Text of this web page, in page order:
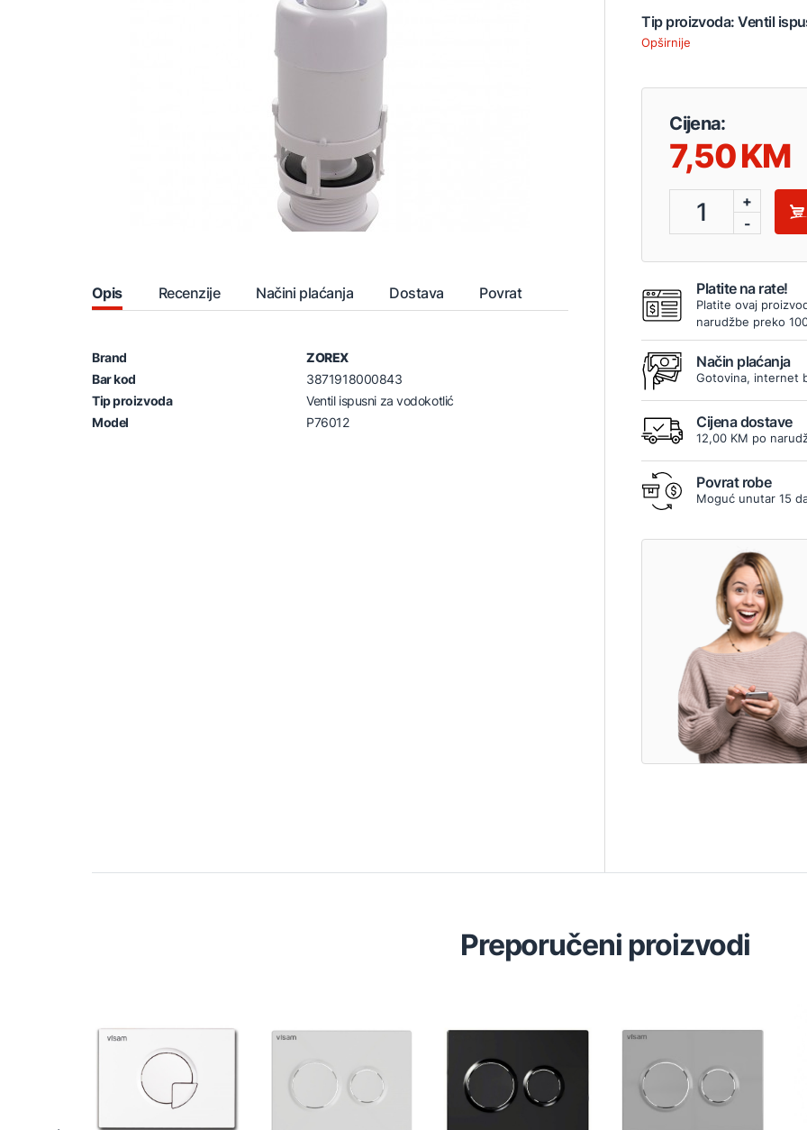
Opis Recenzije Načini plaćanja Dostava Povrat
Brand
ZOREX
Bar kod
3871918000843
Tip proizvoda
Ventil ispusni za vodokotlić
Model
P76012
Tip proizvoda: Ventil
Opširnije
Cijena:
7,50
1
+
-
Platite na rate!
Platite ovaj
narudžbe preko
Način plaćanja
Gotovina, internet
Cijena dostave
12,00 KM po
Povrat robe
Moguć unutar 15
Preporučeni proizvodi